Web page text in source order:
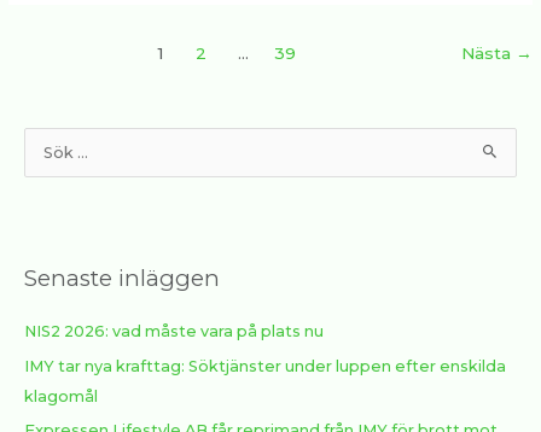
1 2 … 39 Nästa →
f
e
r
:
Senaste inläggen
NIS2 2026: vad måste vara på plats nu
IMY tar nya krafttag: Söktjänster under luppen efter enskilda
klagomål